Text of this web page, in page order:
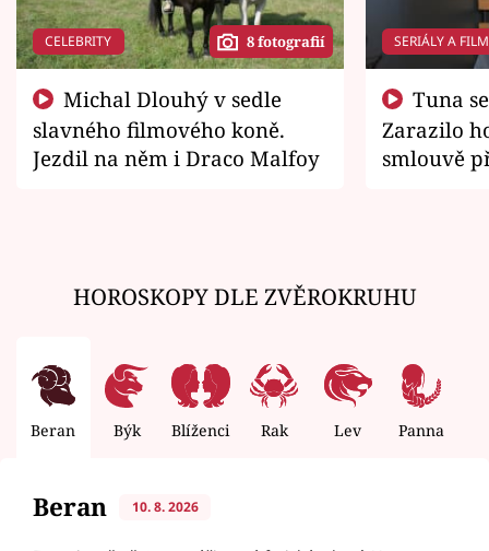
CELEBRITY 8 fotografií
slavného filmového koně.
Jezdil na něm i Draco Malfoy
SERIÁLY A
Zarazilo
smlouvě
HOROSKOPY DLE ZVĚROKRUHU
Beran Býk Blíženci Rak Lev Panna
Beran 10. 8. 2026